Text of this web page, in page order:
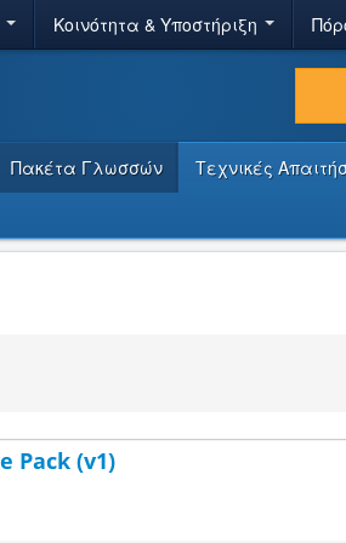
Κοινότητα & Υποστήριξη
Πακέτα Γλωσσών Τεχνικές
Pack (v1)